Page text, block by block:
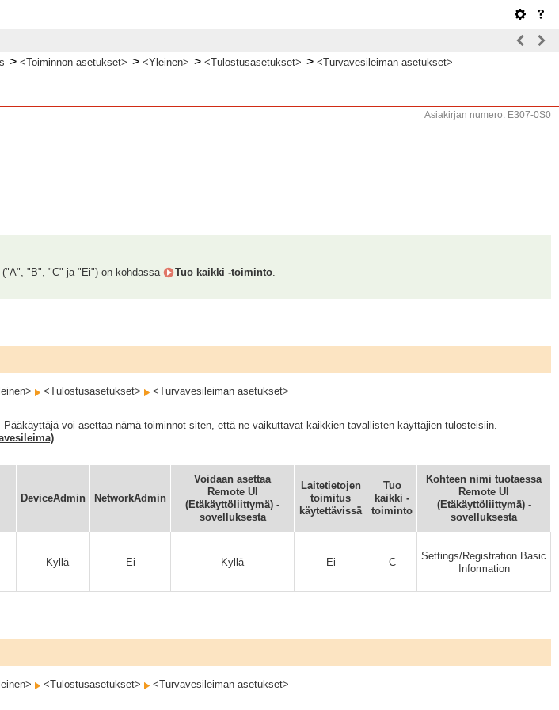
> <Toiminnon asetukset> > <Yleinen> > <Tulostusasetukset> > <Turvavesileiman asetukset>
Asiakirjan numero: E307-0S0
"B", "C" ja "Ei") on kohdassa Tuo kaikki -toiminto.
<Tulostusasetukset> <Turvavesileiman asetukset>
voi asettaa nämä toiminnot siten, että ne vaikuttavat kaikkien tavallisten käyttäjien tulosteisiin.
DeviceAdmin NetworkAdmin
Voidaan asettaa
Remote UI
(Etäkäyttöliittymä) -
sovelluksesta
Laitetietojen
toimitus
käytettävissä
Tuo
kaikki -
toiminto
Kohteen nimi tuotaessa
Remote UI
(Etäkäyttöliittymä) -
sovelluksesta
Kyllä Ei Kyllä Ei C
Settings/Registration Basic
Information
<Tulostusasetukset> <Turvavesileiman asetukset>